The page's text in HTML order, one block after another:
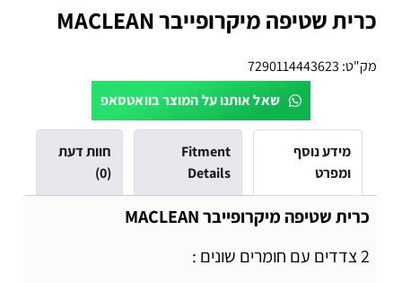
כרית שטיפה מיקרופייבר MACLEAN
מק"ט: 7290114443623
שאל אותנו על המוצר בוואטסאפ
מידע נוסף
ומפרט
Fitment
Details
חוות דעת
(0)
כרית שטיפה מיקרופייבר MACLEAN
2 צדדים עם חומרים שונים :